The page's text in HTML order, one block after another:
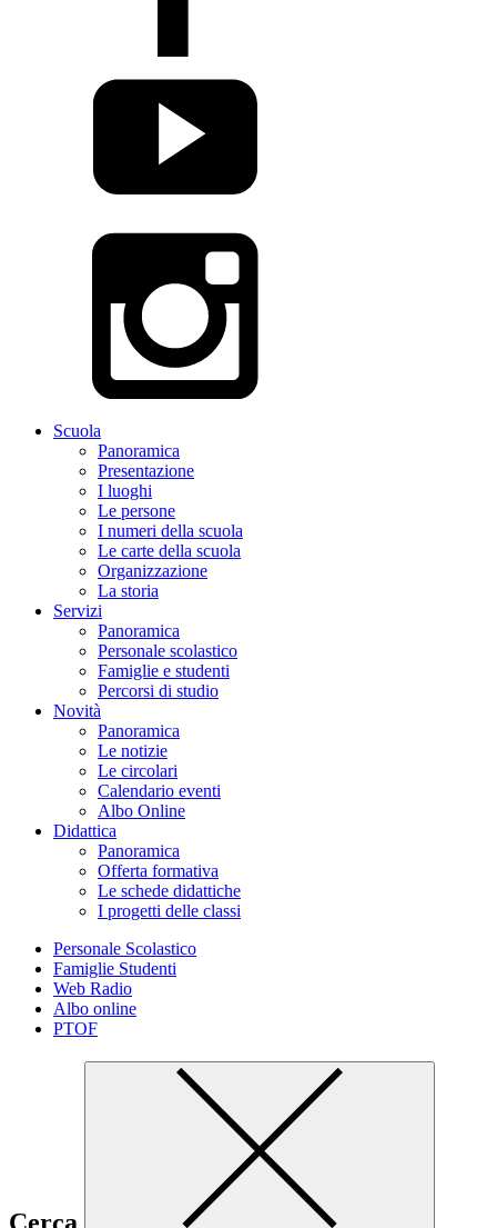
Scuola
Panoramica
Presentazione
I luoghi
Le persone
I numeri della scuola
Le carte della scuola
Organizzazione
La storia
Servizi
Panoramica
Personale scolastico
Famiglie e studenti
Percorsi di studio
Novità
Panoramica
Le notizie
Le circolari
Calendario eventi
Albo Online
Didattica
Panoramica
Offerta formativa
Le schede didattiche
I progetti delle classi
Personale Scolastico
Famiglie Studenti
Web Radio
Albo online
PTOF